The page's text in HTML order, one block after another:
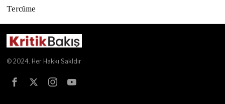
Tercüme
© 2024. Her Hakkı Sakldır